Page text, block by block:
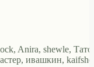
Anira, shewle,
ивашкин,